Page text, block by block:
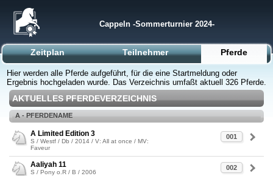
Cappeln -Sommerturnier 2024-
Zeitplan Teilnehmer Pferde
Hier werden alle Pferde aufgeführt, für die eine Startmeldung oder
Ergebnis hochgeladen wurde. Das Verzeichnis umfaßt aktuell 326 Pferde.
AKTUELLES PFERDEVERZEICHNIS
A - PFERDENAME
001
A Limited Edition 3
S / Westf / Db / 2014 / V: All at once / MV:
Faveur
002
Aaliyah 11
S / Pony o.R / B / 2006